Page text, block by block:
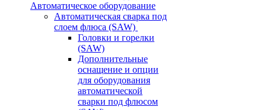
Автоматическое оборудование
Автоматическая сварка под
слоем флюса (SAW)
Головки и горелки
(SAW)
Дополнительные
оснащение и опции
для оборудования
автоматической
сварки под флюсом